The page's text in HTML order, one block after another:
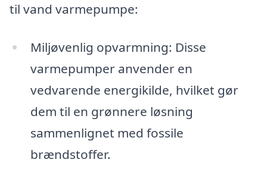
til vand varmepumpe:
Miljøvenlig opvarmning: Disse
varmepumper anvender en
vedvarende energikilde, hvilket gør
dem til en grønnere løsning
sammenlignet med fossile
brændstoffer.